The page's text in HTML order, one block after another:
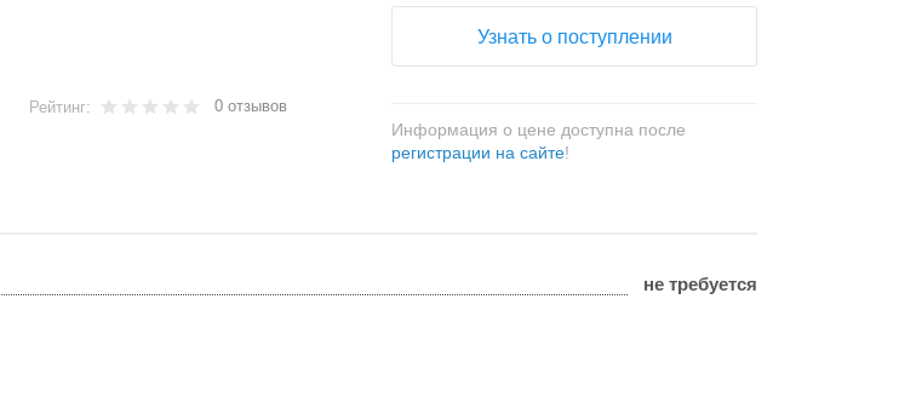
Рейтинг: 0 отзывов
Узнать о поступлении
Информация о цене доступна после
регистрации на сайте!
не требуется